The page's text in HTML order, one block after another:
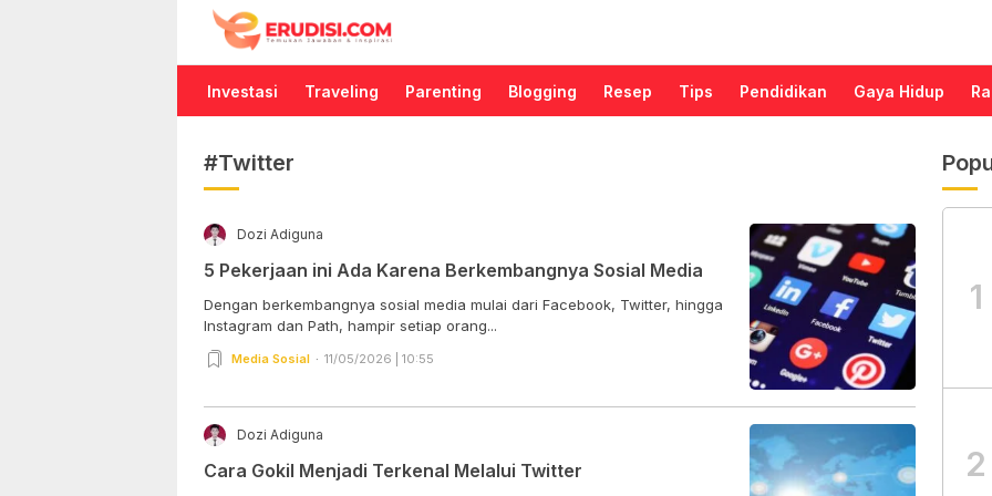
Erudisi
Temukan Jawaban dan Inspirasi
Investasi Traveling Parenting Blogging Resep Tips Pendidikan Gaya Hidup
#Twitter
Dozi Adiguna
5 Pekerjaan ini Ada Karena Berkembangnya Sosial Media
Dengan berkembangnya sosial media mulai dari Facebook, Twitter, hingga
Instagram dan Path, hampir setiap orang...
Media Sosial 11/05/2026 | 10:55
Dozi Adiguna
Cara Gokil Menjadi Terkenal Melalui Twitter
1
2